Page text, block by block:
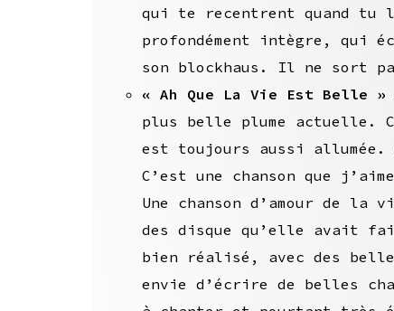
qui te recentrent quand tu
profondément intègre, qui
son blockhaus. Il ne sort
« Ah Que La Vie Est Belle »
plus belle plume actuelle.
est toujours aussi allumée.
C’est une chanson que
Une chanson d’amour de la
des disque qu’elle avait
bien réalisé, avec des
envie d’écrire de belles